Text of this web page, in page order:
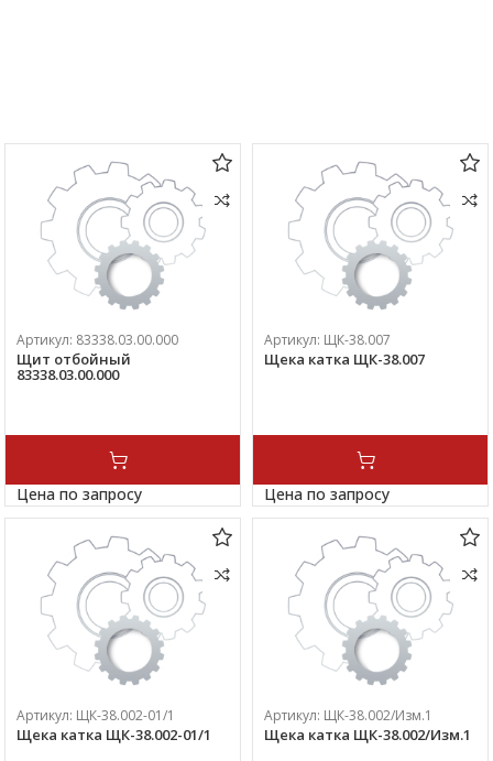
Артикул: 83338.03.00.000
Щит отбойный
83338.03.00.000
Цена по запросу
Артикул: ЩК-38.007
Щека катка ЩК-38.007
Цена по запросу
Артикул: ЩК-38.002-01/1
Щека катка ЩК-38.002-01/1
Артикул: ЩК-38.002/Изм.1
Щека катка ЩК-38.002/Изм.1